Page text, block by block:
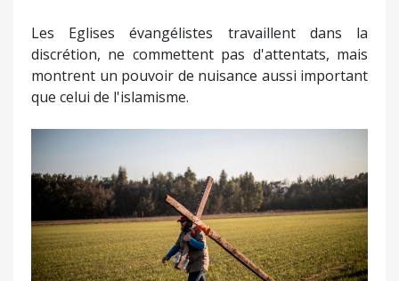
Les Eglises évangélistes travaillent dans la
discrétion, ne commettent pas d'attentats, mais
montrent un pouvoir de nuisance aussi important
que celui de l'islamisme.